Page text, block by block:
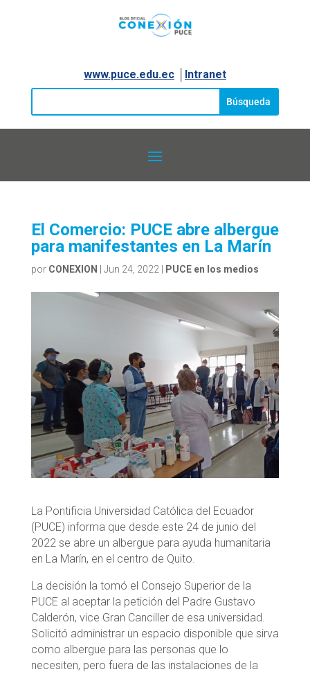
www.puce.edu.ec│ Intranet
El Comercio: PUCE abre albergue
para manifestantes en La Marín
por CONEXION Jun 24, 2022| PUCE en los medios
La Pontificia Universidad Católica del Ecuador
(PUCE) informa que desde este 24 de junio del
2022 se abre un albergue para ayuda humanitaria
en La Marín, en el centro de Quito.
La decisión la tomó el Consejo Superior de la
PUCE al aceptar la petición del Padre Gustavo
Calderón, vice Gran Canciller de esa universidad.
Solicitó administrar un espacio disponible que sirva
como albergue para las personas que lo
necesiten, pero fuera de las instalaciones de la